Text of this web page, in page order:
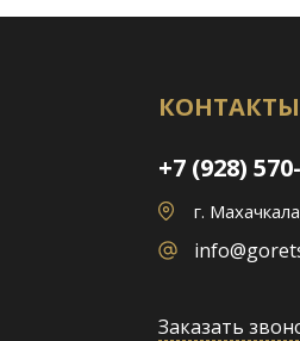
КОНТАКТЫ
+7 (928)
г.
Заказать